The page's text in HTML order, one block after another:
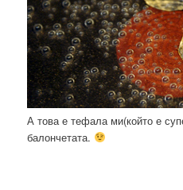
А това е тефала ми(който е
балончетата.